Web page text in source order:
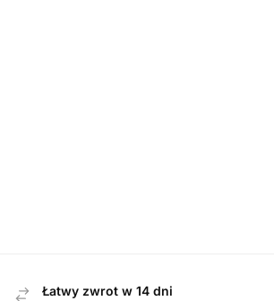
Łatwy zwrot w 14 dni